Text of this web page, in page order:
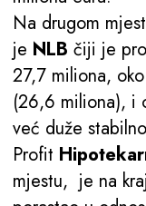
Na drugom
je NLB čiji je
27,7 miliona,
(26,6 miliona), i
već duže
Profit
mjestu, je na